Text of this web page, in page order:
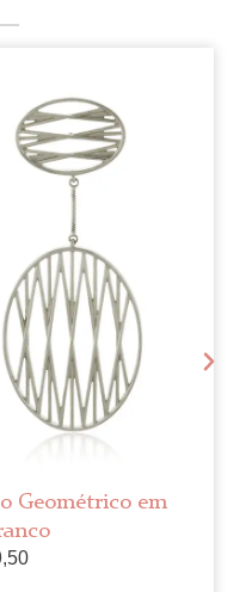
Geométrico em